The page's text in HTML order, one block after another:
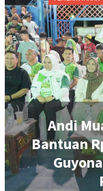
Andi
Bantuan